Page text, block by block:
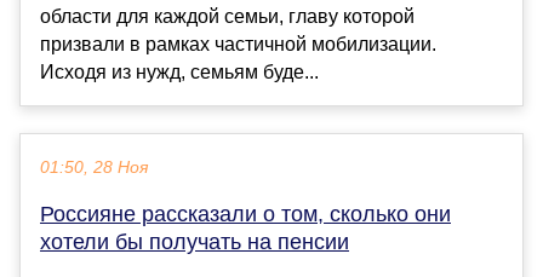
области для каждой семьи, главу которой
призвали в рамках частичной мобилизации.
Исходя из нужд, семьям буде...
01:50, 28 Ноя
Россияне рассказали о том, сколько они
хотели бы получать на пенсии